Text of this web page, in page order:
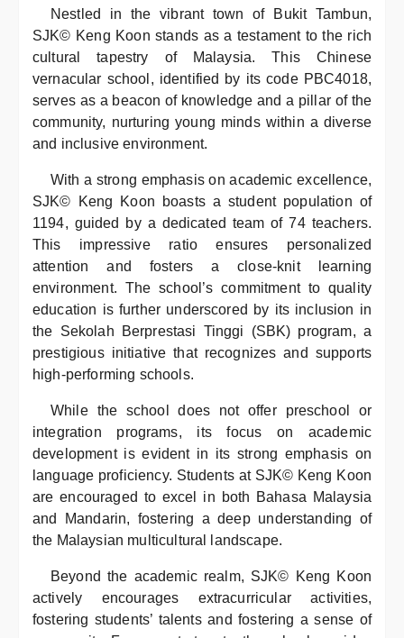
Nestled in the vibrant town of Bukit Tambun,
SJK© Keng Koon stands as a testament to the rich
cultural tapestry of Malaysia. This Chinese
vernacular school, identified by its code PBC4018,
serves as a beacon of knowledge and a pillar of the
community, nurturing young minds within a diverse
and inclusive environment.
With a strong emphasis on academic excellence,
SJK© Keng Koon boasts a student population of
1194, guided by a dedicated team of 74 teachers.
This impressive ratio ensures personalized
attention and fosters a close-knit learning
environment. The school’s commitment to quality
education is further underscored by its inclusion in
the Sekolah Berprestasi Tinggi (SBK) program, a
prestigious initiative that recognizes and supports
high-performing schools.
While the school does not offer preschool or
integration programs, its focus on academic
development is evident in its strong emphasis on
language proficiency. Students at SJK© Keng Koon
are encouraged to excel in both Bahasa Malaysia
and Mandarin, fostering a deep understanding of
the Malaysian multicultural landscape.
Beyond the academic realm, SJK© Keng Koon
actively encourages extracurricular activities,
fostering students’ talents and fostering a sense of